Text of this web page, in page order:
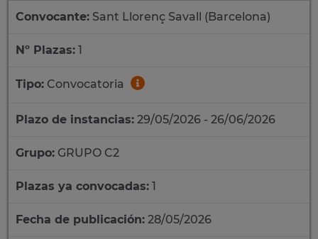
Convocante: Sant Llorenç Savall (Barcelona)
Nº Plazas: 1
Tipo: Convocatoria
Plazo de instancias: 29/05/2026 - 26/06/2026
Grupo: GRUPO C2
Plazas ya convocadas: 1
Fecha de publicación: 28/05/2026